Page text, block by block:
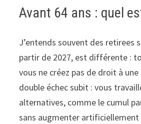
Avant 64 ans : quel
J’entends souvent des retirees
partir de 2027, est différente :
vous ne créez pas de droit à
double échec subit : vous
alternatives, comme le cumul
sans augmenter artificiellement